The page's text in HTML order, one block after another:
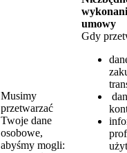
Musimy
przetwarzać
Twoje dane
osobowe,
abyśmy mogli:
umowy
Gdy